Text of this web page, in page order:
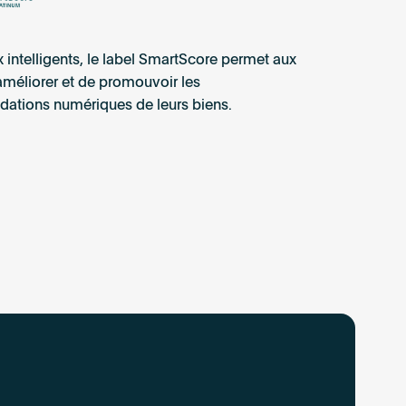
le label SmartScore permet aux
et de promouvoir les
numériques de leurs biens.